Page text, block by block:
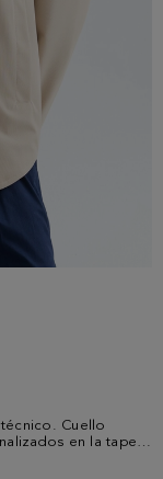
Cuello
en la tapeta
y broche en el